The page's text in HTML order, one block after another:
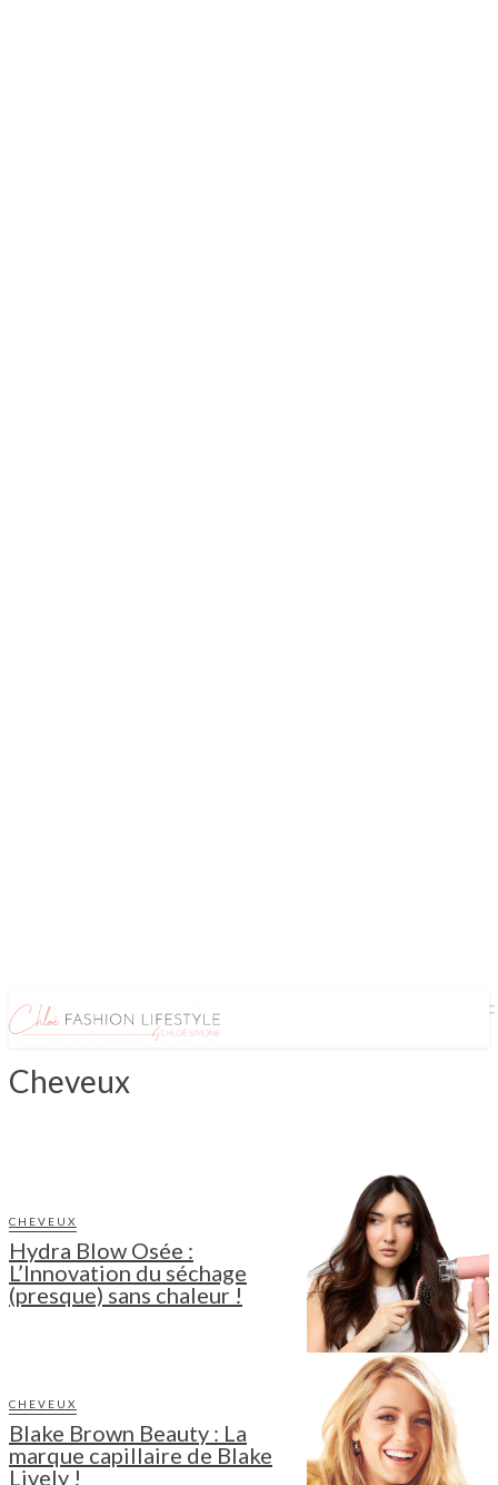
Cheveux
CHEVEUX
Hydra Blow Osée :
L’Innovation du séchage
(presque) sans chaleur !
CHEVEUX
Blake Brown Beauty : La
marque capillaire de Blake
Lively !